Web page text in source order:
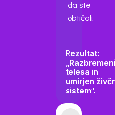
da ste
obtičali.
Rezultat:
telesa in
umirjen
sistem“.